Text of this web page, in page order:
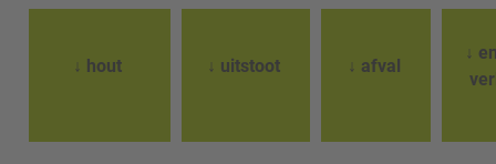
↓ hout ↓ uitstoot ↓ afval
↓